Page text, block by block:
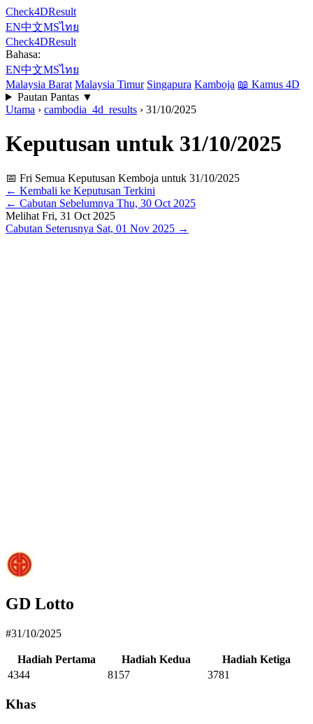
Check4DResult
EN中文MSไทย
Check4DResult
Bahasa:
EN中文MSไทย
Malaysia Barat Malaysia Timur Singapura Kamboja 📖 Kamus 4D
Pautan Pantas ▼
Utama › cambodia_4d_results › 31/10/2025
Keputusan untuk 31/10/2025
📅 Fri Semua Keputusan Kemboja untuk 31/10/2025
← Kembali ke Keputusan Terkini
← Cabutan Sebelumnya Thu, 30 Oct 2025
Melihat Fri, 31 Oct 2025
Cabutan Seterusnya Sat, 01 Nov 2025 →
GD Lotto
#31/10/2025
Hadiah Pertama Hadiah Kedua
Hadiah Ketiga
4344
8157 3781
Khas